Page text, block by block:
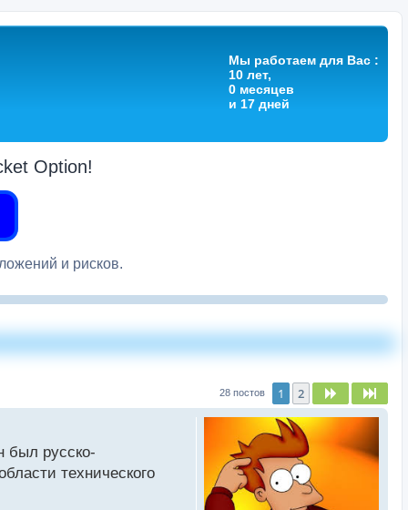
Мы работаем для Вас :
10 лет,
0 месяцев
и 17 дней
Option!
и рисков.
28 постов 1 2 След.
был русско-
технического